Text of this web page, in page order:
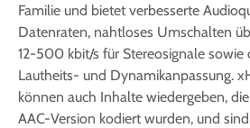
Familie und bietet verbesserte
Datenraten, nahtloses Umschalten
12-500 kbit/s für Stereosignale sowie
Lautheits- und Dynamikanpassung.
können auch Inhalte wiedergeben,
AAC-Version kodiert wurden, und